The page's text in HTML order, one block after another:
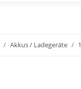
Akkus / Ladegeräte